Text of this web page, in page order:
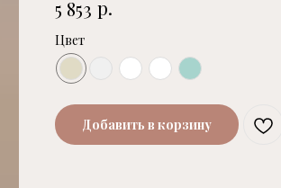
5 853 р.
Цвет
Добавить в корзину